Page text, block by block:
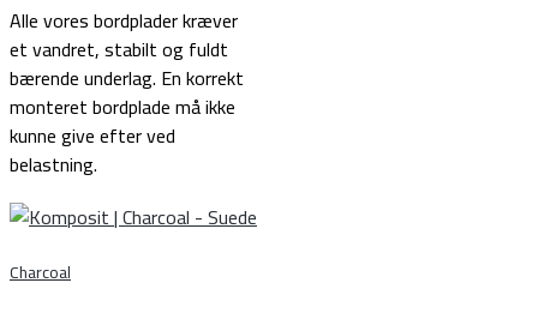
Alle vores bordplader kræver
et vandret, stabilt og fuldt
bærende underlag. En korrekt
monteret bordplade må ikke
kunne give efter ved
belastning.
Charcoal